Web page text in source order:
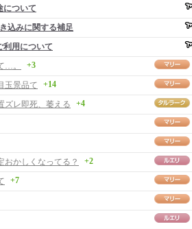
について
込みに関する補足
利用について
…。
+3
玉景品て
+14
ズレ即死、萎える
+4
おかしくなってる？
+2
+7